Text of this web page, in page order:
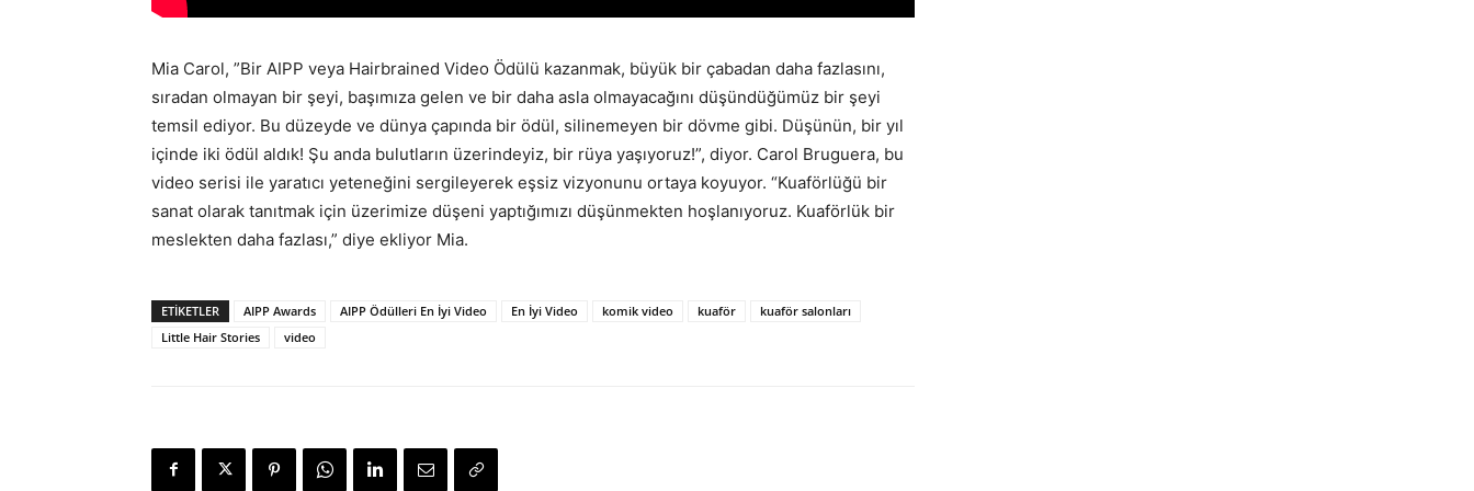
Mia Carol, ”Bir AIPP veya Hairbrained Video Ödülü kazanmak, büyük bir çabadan daha fazlasını,
sıradan olmayan bir şeyi, başımıza gelen ve bir daha asla olmayacağını düşündüğümüz bir şeyi
temsil ediyor. Bu düzeyde ve dünya çapında bir ödül, silinemeyen bir dövme gibi. Düşünün, bir yıl
içinde iki ödül aldık! Şu anda bulutların üzerindeyiz, bir rüya yaşıyoruz!”, diyor. Carol Bruguera, bu
video serisi ile yaratıcı yeteneğini sergileyerek eşsiz vizyonunu ortaya koyuyor. “Kuaförlüğü bir
sanat olarak tanıtmak için üzerimize düşeni yaptığımızı düşünmekten hoşlanıyoruz. Kuaförlük bir
meslekten daha fazlası,” diye ekliyor Mia.
ETIKETLER AIPP Awards AIPP Ödülleri En İyi Video En İyi Video komik video kuaför
kuaför salonları
Little Hair Stories
video